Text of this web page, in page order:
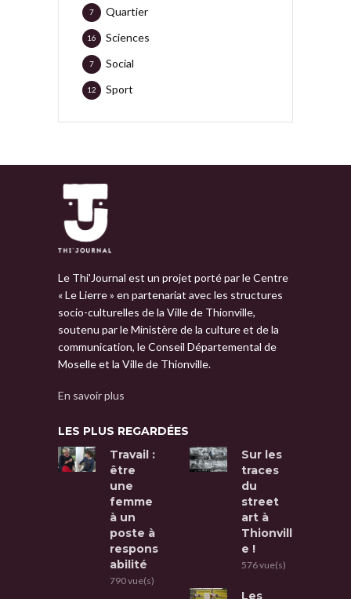
Quartier
7
Sciences
16
Social
7
Sport
12
Le Thi'Journal est un projet porté par le Centre
« Le Lierre » en partenariat avec les structures
socio-culturelles de la Ville de Thionville,
soutenu par le Ministère de la culture et de la
communication, le Conseil Départemental de
Moselle et la Ville de Thionville.
En savoir plus
LES PLUS REGARDÉES
Travail :
être
une
femme
à un
poste à
respons
abilité
790 vue(s)
Sur les
traces
du
street
art à
Thionvill
e !
576 vue(s)
Les